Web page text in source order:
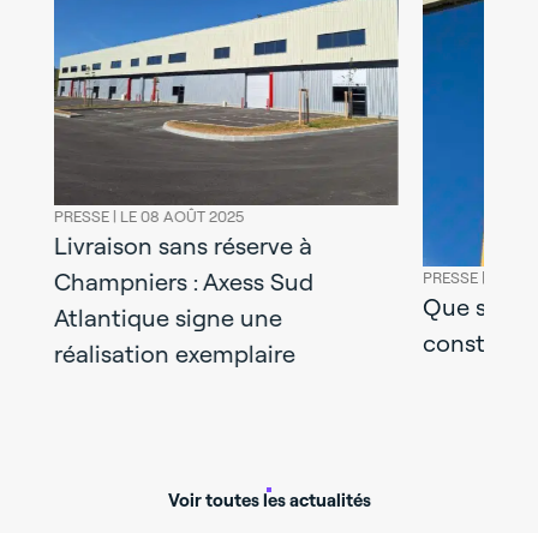
PRESSE |LE 12 MAI 2025
Que signifie être un
constructeur écoresponsable ?
PRESSE |
À
livre un
durable
Groupe
Voir toutes les actualités